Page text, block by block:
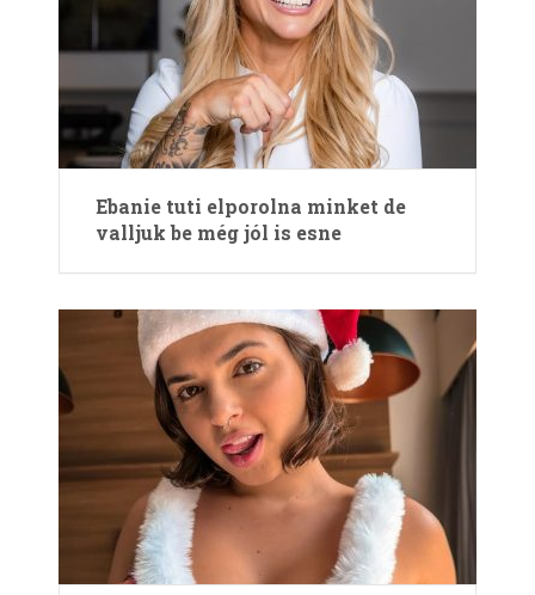
Ebanie tuti elporolna minket de
valljuk be még jól is esne